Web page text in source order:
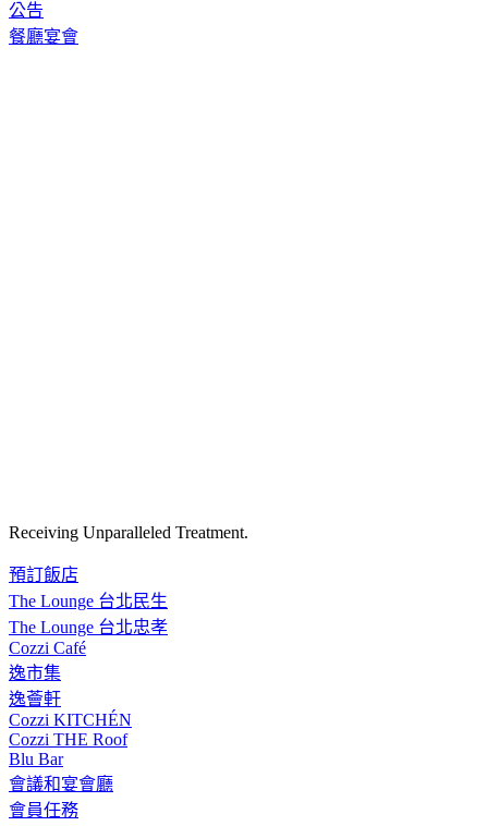
公告
餐廳宴會
Receiving Unparalleled Treatment.
預訂飯店
The Lounge 台北民生
The Lounge 台北忠孝
Cozzi Café
逸市集
逸薈軒
Cozzi KITCHÉN
Cozzi THE Roof
Blu Bar
會議和宴會廳
會員任務